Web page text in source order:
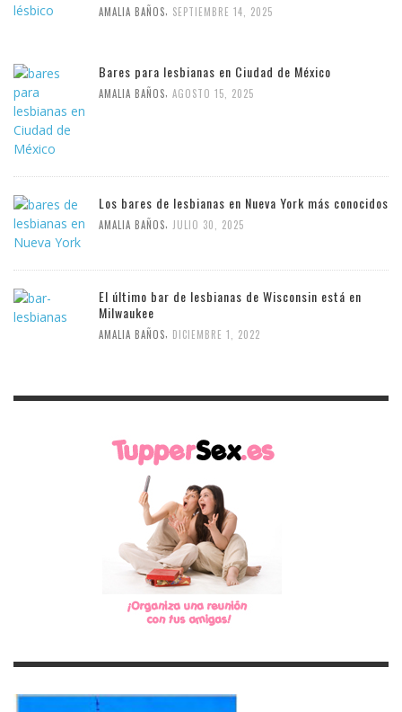
AMALIA BAÑOS SEPTIEMBRE 14, 2025
Bares para lesbianas en Ciudad de México
AMALIA BAÑOS, AGOSTO 15, 2025
Los bares de lesbianas en Nueva York más conocidos
AMALIA BAÑOS, JULIO 30, 2025
El último bar de lesbianas de Wisconsin está en
Milwaukee
AMALIA BAÑOS, DICIEMBRE 1, 2022